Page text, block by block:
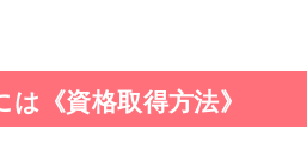
《資格取得方法》